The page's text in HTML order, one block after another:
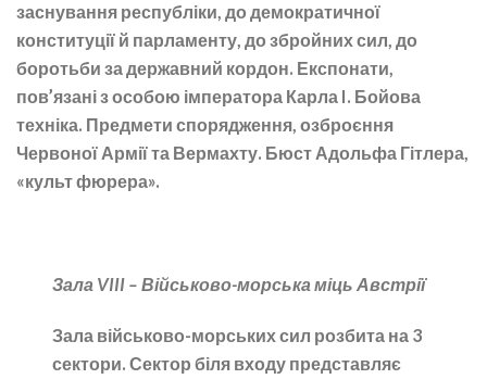
заснування республіки, до демократичної
конституції й парламенту, до збройних сил, до
боротьби за державний кордон. Експонати,
пов’язані з особою імператора Карла I. Бойова
техніка. Предмети спорядження, озброєння
Червоної Армії та Вермахту. Бюст Адольфа Гітлера,
«культ фюрера».
Зала VIII –Військово-морська міць Австрії
Зала військово-морських сил розбита на 3
сектори. Сектор біля входу представляє